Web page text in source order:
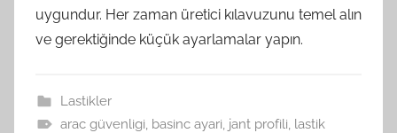
uygundur. Her zaman üretici kılavuzunu temel alın
ve gerektiğinde küçük ayarlamalar yapın.
Lastikler
arac güvenligi, basinc ayari, jant profili, lastik